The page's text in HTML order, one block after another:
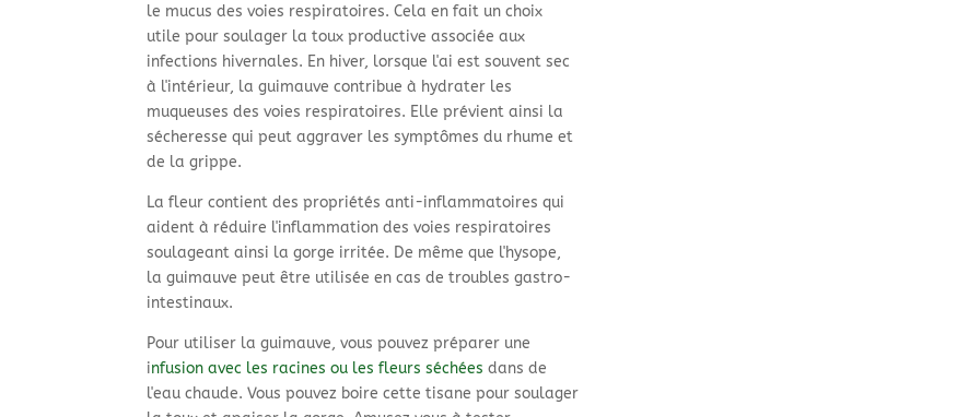
le mucus des voies respiratoires. Cela en fait un choix
utile pour soulager la toux productive associée aux
infections hivernales. En hiver, lorsque l'ai est souvent sec
à l'intérieur, la guimauve contribue à hydrater les
muqueuses des voies respiratoires. Elle prévient ainsi la
sécheresse qui peut aggraver les symptômes du rhume et
de la grippe.
La fleur contient des propriétés anti-inflammatoires qui
aident à réduire l'inflammation des voies respiratoires
soulageant ainsi la gorge irritée. De même que l'hysope,
la guimauve peut être utilisée en cas de troubles gastro-
intestinaux.
Pour utiliser la guimauve, vous pouvez préparer une
infusion avec les racines ou les fleurs séchées dans de
l'eau chaude. Vous pouvez boire cette tisane pour soulager